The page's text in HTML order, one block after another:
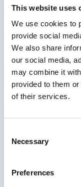
This website uses
We use cookies to
provide social
We also share
our social media,
may combine it
provided to them
of their services.
Selection
Necessary
Preferences
Jatkossa Arctia
erityistehtävän
kehittämiseen
17.07.2026/
Lue uutinen